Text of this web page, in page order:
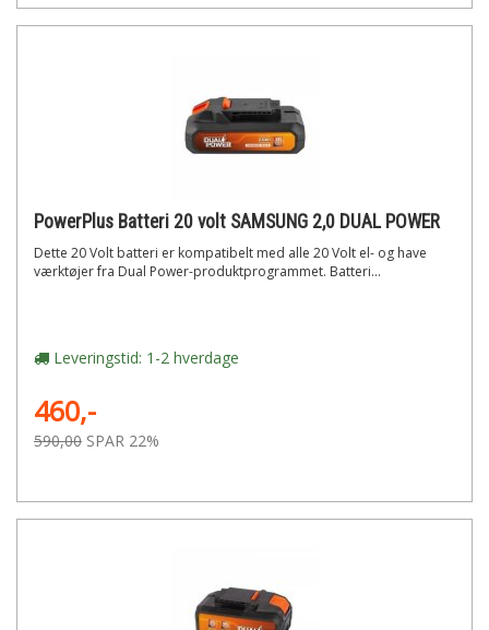
PowerPlus Batteri 20 volt SAMSUNG 2,0 DUAL POWER
Dette 20 Volt batteri er kompatibelt med alle 20 Volt el- og have
værktøjer fra Dual Power-produktprogrammet. Batteri...
Leveringstid: 1-2 hverdage
460,-
590,00 SPAR 22%